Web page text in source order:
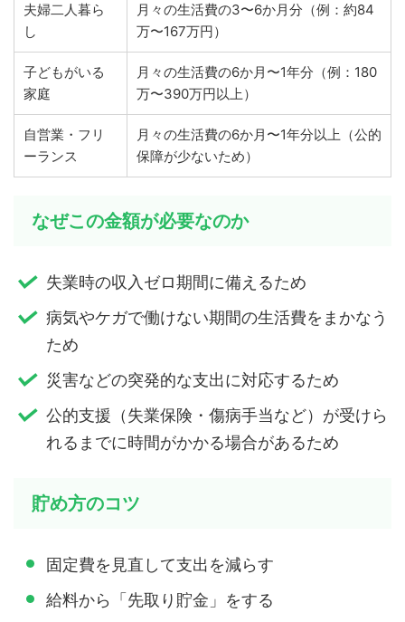
夫婦二人暮ら
し
月々の生活費の3〜6か月分（例：約84
万〜167万円）
子どもがいる
家庭
月々の生活費の6か月〜1年分（例：180
万〜390万円以上）
自営業・フリ
ーランス
月々の生活費の6か月〜1年分以上（公的
保障が少ないため）
なぜこの金額が必要なのか
失業時の収入ゼロ期間に備えるため
病気やケガで働けない期間の生活費をまかなう
ため
災害などの突発的な支出に対応するため
公的支援（失業保険・傷病手当など）が受けら
れるまでに時間がかかる場合があるため
貯め方のコツ
固定費を見直して支出を減らす
給料から「先取り貯金」をする